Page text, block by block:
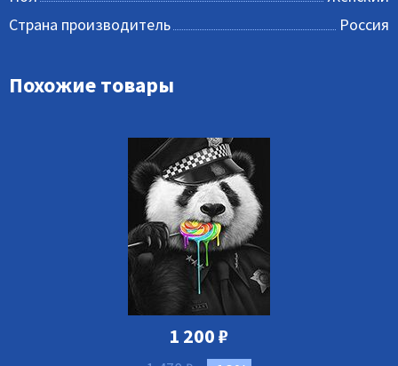
Страна производитель
Россия
Похожие товары
1 200₽